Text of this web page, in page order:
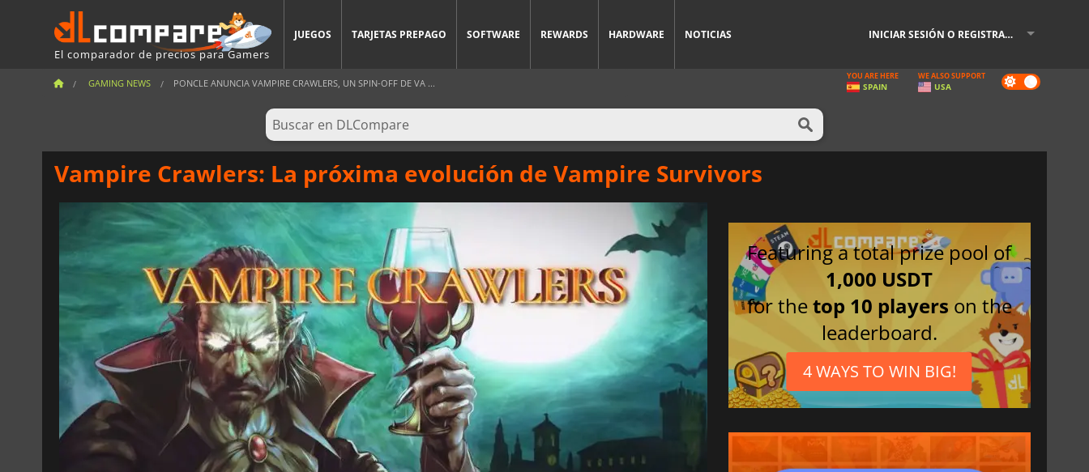
El comparador de precios para Gamers
JUEGOS TARJETAS PREPAGO SOFTWARE REWARDS HARDWARE NOTICIAS INICIAR SESIÓN O REGISTRARSE
GAMING NEWS PONCLE ANUNCIA VAMPIRE CRAWLERS, UN SPIN-OFF DE VA ... Dark
mode
YOU ARE HERE
SPAIN
WE ALSO SUPPORT
USA
Vampire Crawlers: La próxima evolución de Vampire Survivors
Featuring a total prize pool of
1,000 USDT
for thetop 10 players on the
leaderboard.
4 WAYS TO WIN BIG!